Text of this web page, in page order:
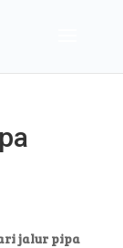
jalur pipa